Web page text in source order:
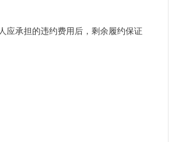
应承担的违约费用后，剩余履约保证